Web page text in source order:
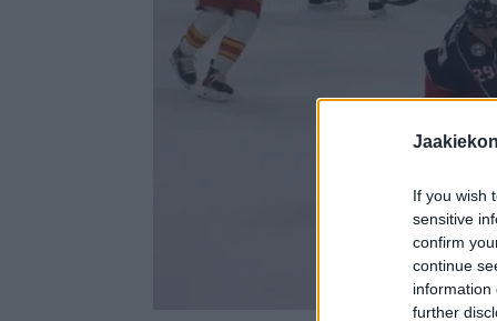
If you wish
sensitive
confirm
continue
information
further